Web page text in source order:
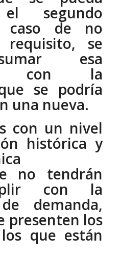
segundo
caso de no
se
esa
con la
se podría
una nueva.
con un nivel
histórica y
no tendrán
con la
demanda,
presenten los
que están